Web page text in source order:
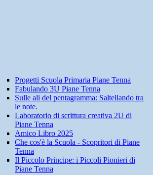
Progetti Scuola Primaria Piane Tenna
Fabulando 3U Piane Tenna
Sulle ali del pentagramma: Saltellando tra
le note.
Laboratorio di scrittura creativa 2U di
Piane Tenna
Amico Libro 2025
Che cos'è la Scuola - Scopritori di Piane
Tenna
Il Piccolo Principe: i Piccoli Pionieri di
Piane Tenna